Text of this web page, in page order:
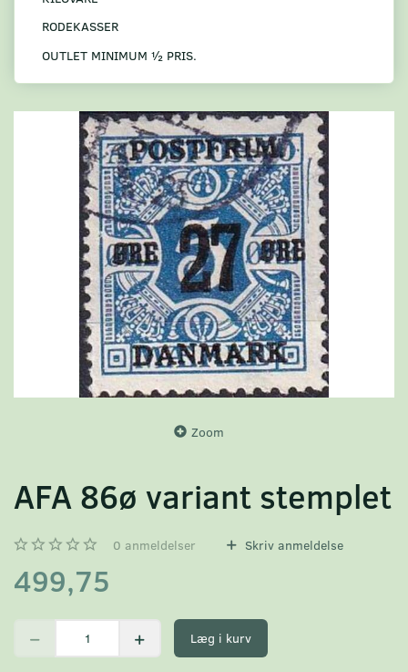
RODEKASSER
OUTLET MINIMUM ½ PRIS.
Zoom
AFA 86ø variant stemplet
0 anmeldelser Skriv anmeldelse
499,75
Læg i kurv